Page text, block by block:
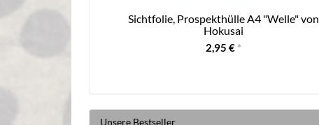
Sichtfolie, Prospekthülle A4 "Welle" von
Hokusai
2,95 € *
Unsere Bestseller